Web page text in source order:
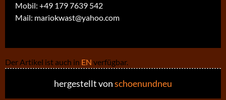
Mobil: +49 179 7639 542
Mail: mariokwast@yahoo.com
Der Artikel ist auch in EN verfügbar.
hergestellt vonschoenundneu